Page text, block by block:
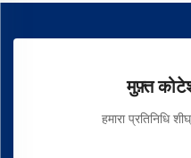
मुफ़्त
हमारा प्रतिनिधि